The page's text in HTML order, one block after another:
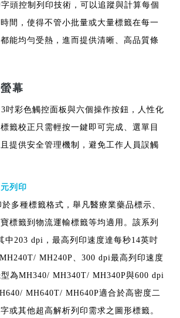
頭控制列印技術，可以追蹤與計算每個
間，使得不管小批量或大量標籤在每一
能均勻受熱，進而提供清晰、高品質條
幕
吋彩色觸控面板與六個操作按鈕，人性化
籤校正只需輕按一鍵即可完成、選單目
提供安全管理機制，避免工作人員誤觸
列印
多種標籤格式，舉凡醫療業藥品標示、
標籤到物流運輸標籤等均適用。該系列
中203 dpi，最高列印速度達每秒14英吋
MH240P、300 dpi最高列印速度
為MH340/ MH340T/ MH340P與600 dpi
MH640T/ MH640P適合於高密度二
或其他超高解析列印需求之圖形標籤。